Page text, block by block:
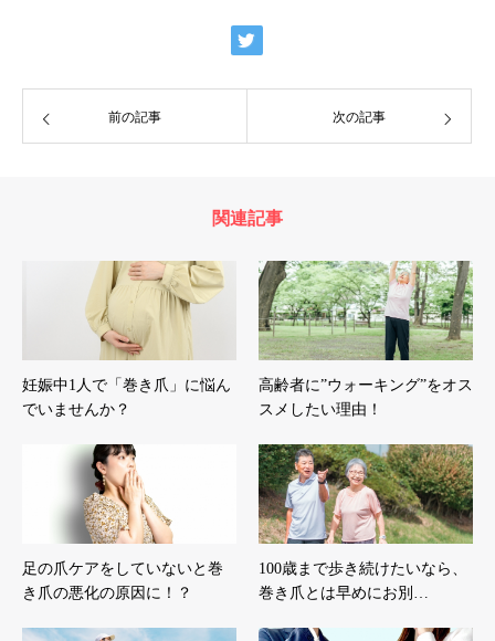
前の記事 次の記事
関連記事
妊娠中1人で「巻き爪」に悩ん
でいませんか？
高齢者に”ウォーキング”をオス
スメしたい理由！
足の爪ケアをしていないと巻
き爪の悪化の原因に！？
100歳まで歩き続けたいなら、
巻き爪とは早めにお別…